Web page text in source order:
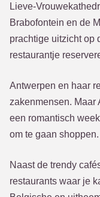
Lieve-
Brabofontein en de
prachtige uitzicht op
restaurantje
Antwerpen en haar
zakenmensen. Maar
een romantisch
om te gaan shoppen.
Naast de trendy
restaurants waar je